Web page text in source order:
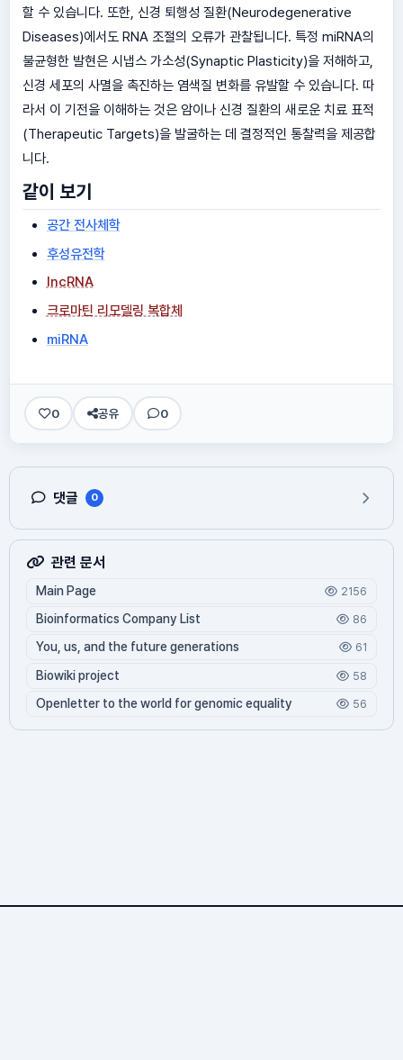
할 수 있습니다. 또한, 신경 퇴행성 질환(Neurodegenerative
Diseases)에서도 RNA 조절의 오류가 관찰됩니다. 특정 miRNA의
불균형한 발현은 시냅스 가소성(Synaptic Plasticity)을 저해하고,
신경 세포의 사멸을 촉진하는 염색질 변화를 유발할 수 있습니다. 따
라서 이 기전을 이해하는 것은 암이나 신경 질환의 새로운 치료 표적
(Therapeutic Targets)을 발굴하는 데 결정적인 통찰력을 제공합
니다.
같이 보기
공간 전사체학
후성유전학
lncRNA
크로마틴 리모델링 복합체
miRNA
0 공유 0
댓글 0
관련 문서
Main Page 2156
Bioinformatics Company List 86
You, us, and the future generations 61
Biowiki project 58
Openletter to the world for genomic equality 56